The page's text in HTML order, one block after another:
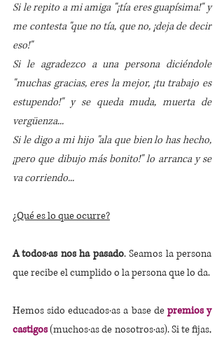
Si le repito a mi amiga "¡tía eres guapísima!" y
me contesta "que no tía, que no, ¡deja de decir
eso!"
Si le agradezco a una persona diciéndole
"muchas gracias, eres la mejor, ¡tu trabajo es
estupendo!" y se queda muda, muerta de
vergüenza...
Si le digo a mi hijo "ala que bien lo has hecho,
¡pero que dibujo más bonito!" lo arranca y se
va corriendo...
¿Qué es lo que ocurre?
A todos·as nos ha pasado. Seamos la persona
Hemos sido educados·as a base de premios y
castigos (muchos·as de nosotros·as). Si te fijas,